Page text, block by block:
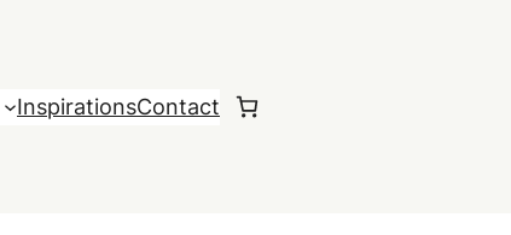
InspirationsContact